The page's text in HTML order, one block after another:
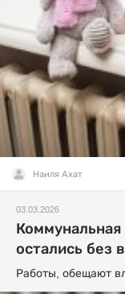
Наиля Ахат
03.03.2026
остались без
Работы, обещают